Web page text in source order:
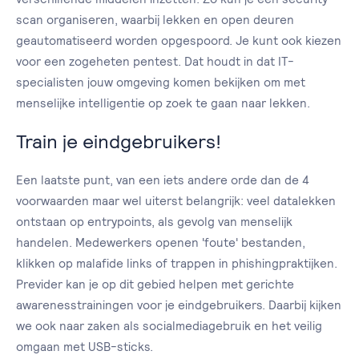
scan organiseren, waarbij lekken en open deuren
geautomatiseerd worden opgespoord. Je kunt ook kiezen
voor een zogeheten pentest. Dat houdt in dat IT-
specialisten jouw omgeving komen bekijken om met
menselijke intelligentie op zoek te gaan naar lekken.
Train je eindgebruikers!
Een laatste punt, van een iets andere orde dan de 4
voorwaarden maar wel uiterst belangrijk: veel datalekken
ontstaan op entrypoints, als gevolg van menselijk
handelen. Medewerkers openen 'foute' bestanden,
klikken op malafide links of trappen in phishingpraktijken.
Previder kan je op dit gebied helpen met gerichte
awarenesstrainingen voor je eindgebruikers. Daarbij kijken
we ook naar zaken als socialmediagebruik en het veilig
omgaan met USB-sticks.